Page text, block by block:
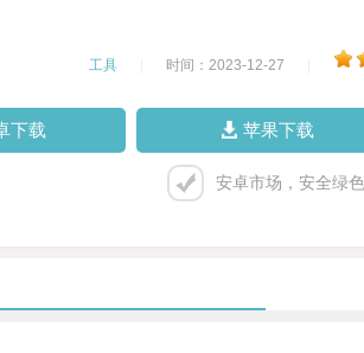
工具 时间：2023-12-27
下载 苹果下载
安卓市场，安全绿色